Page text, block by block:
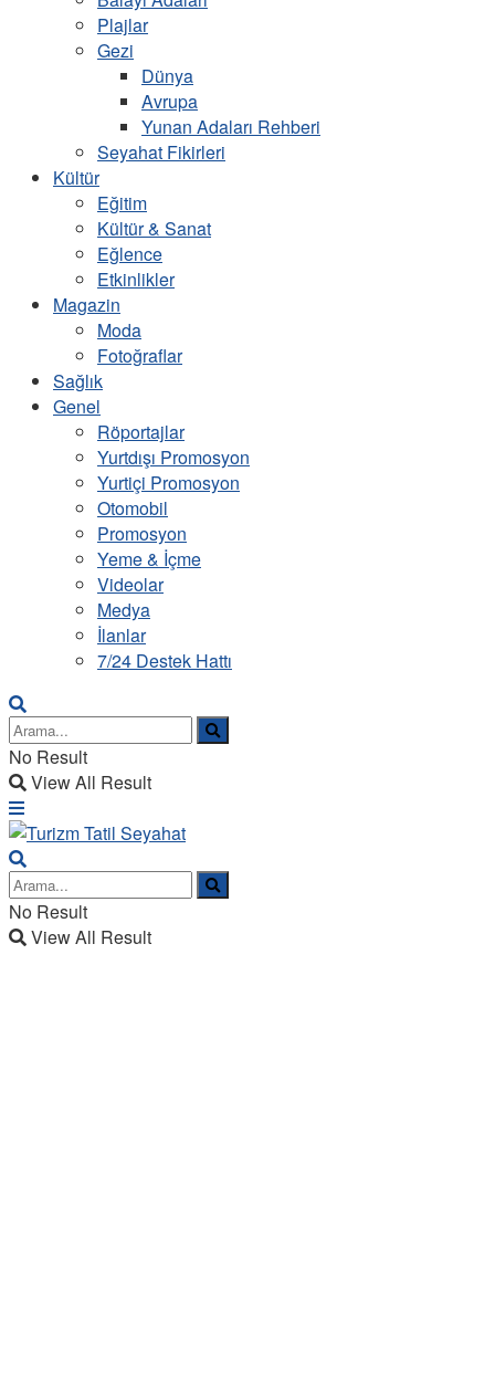
Plajlar
Gezi
Dünya
Avrupa
Yunan Adaları Rehberi
Seyahat Fikirleri
Kültür
Eğitim
Kültür & Sanat
Eğlence
Etkinlikler
Magazin
Moda
Fotoğraflar
Sağlık
Genel
Röportajlar
Yurtdışı Promosyon
Yurtiçi Promosyon
Otomobil
Promosyon
Yeme & İçme
Videolar
Medya
İlanlar
7/24 Destek Hattı
No Result
View All Result
No Result
View All Result